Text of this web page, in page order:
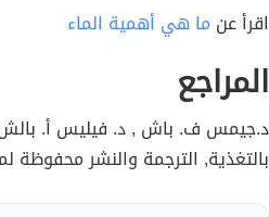
اقرأ عن ما هي أهمية الماء
المراجع
بالتغذية, الترجمة والنشر محفوظة